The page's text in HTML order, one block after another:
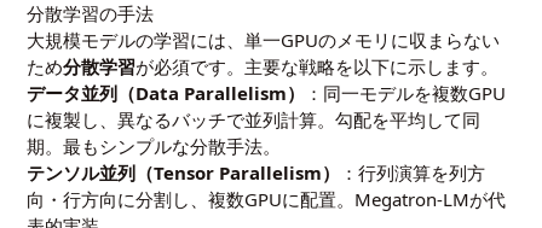
分散学習の手法
大規模モデルの学習には、単一GPUのメモリに収まらない
ため分散学習が必須です。主要な戦略を以下に示します。
データ並列（Data Parallelism）
：同一モデルを複数GPU
に複製し、異なるバッチで並列計算。勾配を平均して同
期。最もシンプルな分散手法。
テンソル並列（Tensor Parallelism）
：行列演算を列方
向・行方向に分割し、複数GPUに配置。Megatron-LMが代